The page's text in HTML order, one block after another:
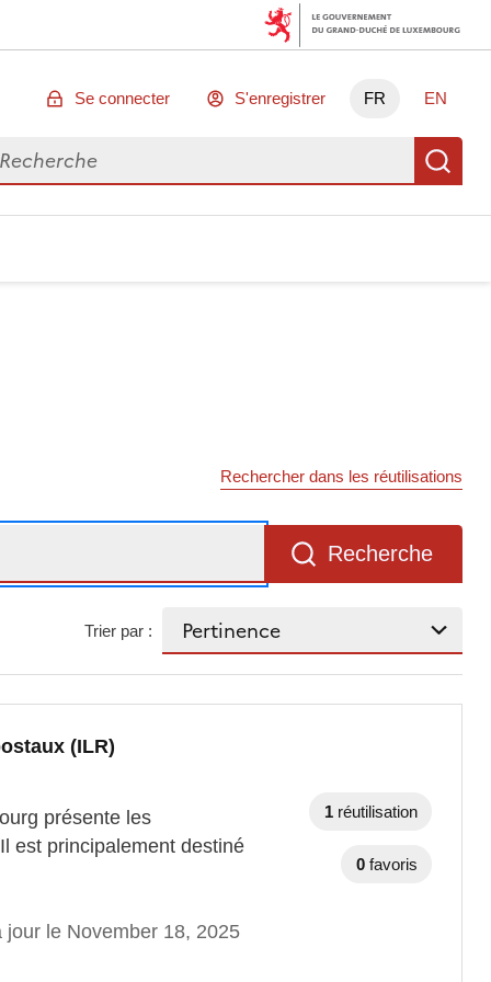
Se connecter S'enregistrer FR EN
des données
Rechercher dans les réutilisations
Recherche
Trier par :
(ILR)
présente les
est principalement destiné
jour le November 18, 2025
1 réutilisation
0 favoris